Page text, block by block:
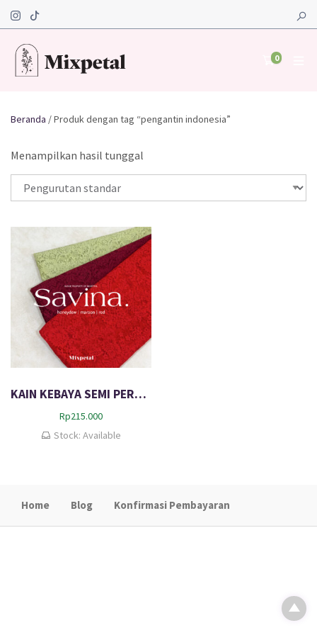
0
Beranda / Produk dengan tag “pengantin indonesia”
Menampilkan hasil tunggal
KAIN KEBAYA SEMI PERANCIS SAVINA
Rp215.000
Stock: Available
Home Blog Konfirmasi Pembayaran